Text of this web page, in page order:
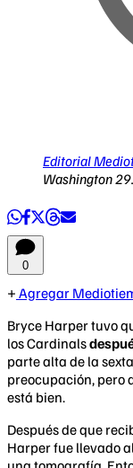
Editorial
Washington
0
Agregar
Bryce Harper tuvo
los Cardinals
parte alta de la
preocupación, pero
está bien.
Después de que
Harper fue llevado